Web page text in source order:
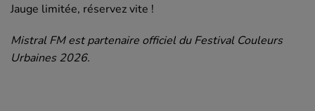
Jauge limitée, réservez vite !
Mistral FM est partenaire officiel du Festival Couleurs
Urbaines 2026.